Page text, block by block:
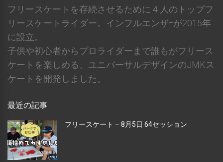
フリースケートを存続させるために４人のトップフ
リースケートライダー。インフルエンザｰが2015年
に設立。
子供や初心者からプロライダーまで誰もがフリース
ケートを楽しめる、ユニバーサルデザインのJMKス
ケートを開発しました。
最近の記事
フリースケート – 8月5日 64セッション